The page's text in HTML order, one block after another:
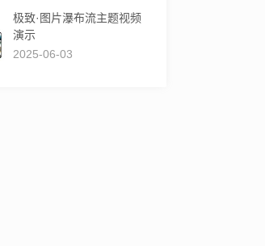
极致·图片瀑布流主题视频
演示
2025-06-03